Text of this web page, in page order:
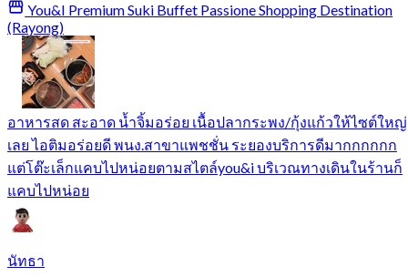
You&I Premium Suki Buffet Passione Shopping Destination
(Rayong)
อาหารสด สะอาด น้ำจิ้มอร่อย เนื้อปลากระพง/กุ้งแก้วให้ไซต์ใหญ่
เลย ไอติมอร่อยดี พนง.สาขาแพชชั่น ระยองบริการดีมากกกกกก
แต่โต๊ะเล็กแคบไปหน่อยตามสไตล์you&i บริเวณทางเดินในร้านก็
แคบไปหน่อย
นัทธา